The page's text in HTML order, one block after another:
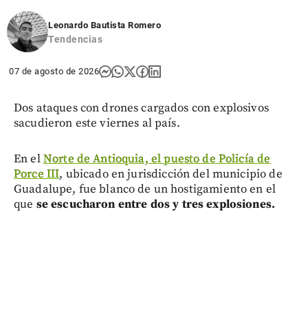
Leonardo Bautista Romero
Tendencias
07 de agosto de 2026
Dos ataques con drones cargados con explosivos
sacudieron este viernes al país.
En elNorte de Antioquia, el puesto de Policía de
Porce III, ubicado en jurisdicción del municipio de
Guadalupe, fue blanco de un hostigamiento en el
que se escucharon entre dos y tres explosiones.